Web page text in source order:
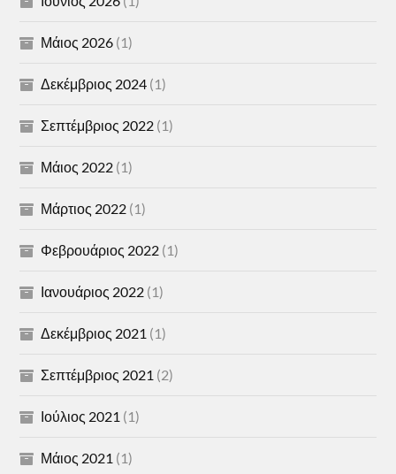
Μάιος 2026 (1)
Δεκέμβριος 2024 (1)
Σεπτέμβριος 2022 (1)
Μάιος 2022 (1)
Μάρτιος 2022 (1)
Φεβρουάριος 2022 (1)
Ιανουάριος 2022 (1)
Δεκέμβριος 2021 (1)
Σεπτέμβριος 2021 (2)
Ιούλιος 2021 (1)
Μάιος 2021 (1)